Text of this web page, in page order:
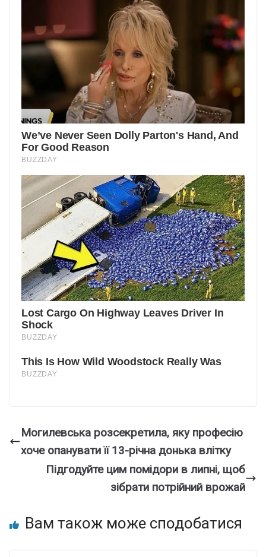
Могилевська розсекретила, яку професію
хоче опанувати її 13-річна донька влітку
Підгодуйте цим помідори в липні, щоб
зібрати потрійний врожай
Вам також може сподобатися